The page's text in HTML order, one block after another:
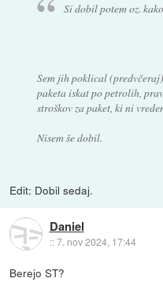
Si dobil potem oz.
Sem jih poklical
paketa iskat po petrolih,
stroškov za paket, ki ni
Nisem še dobil.
Edit: Dobil sedaj.
Daniel
::7. nov 2024, 17:44
Berejo ST?